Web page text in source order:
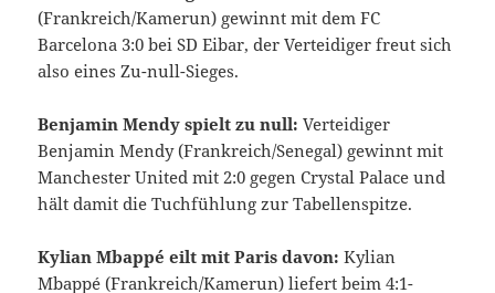
(Frankreich/Kamerun) gewinnt mit dem FC
Barcelona 3:0 bei SD Eibar, der Verteidiger freut sich
also eines Zu-null-Sieges.
Benjamin Mendy spielt zu null: Verteidiger
Benjamin Mendy (Frankreich/Senegal) gewinnt mit
Manchester United mit 2:0 gegen Crystal Palace und
hält damit die Tuchfühlung zur Tabellenspitze.
Kylian Mbappé eilt mit Paris davon: Kylian
Mbappé (Frankreich/Kamerun) liefert beim 4:1-